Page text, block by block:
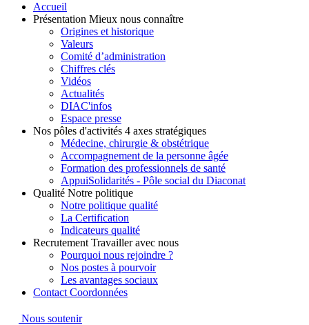
Accueil
Présentation Mieux nous connaître
Origines et historique
Valeurs
Comité d’administration
Chiffres clés
Vidéos
Actualités
DIAC'infos
Espace presse
Nos pôles d'activités 4 axes stratégiques
Médecine, chirurgie & obstétrique
Accompagnement de la personne âgée
Formation des professionnels de santé
AppuiSolidarités - Pôle social du Diaconat
Qualité Notre politique
Notre politique qualité
La Certification
Indicateurs qualité
Recrutement Travailler avec nous
Pourquoi nous rejoindre ?
Nos postes à pourvoir
Les avantages sociaux
Contact Coordonnées
Nous soutenir